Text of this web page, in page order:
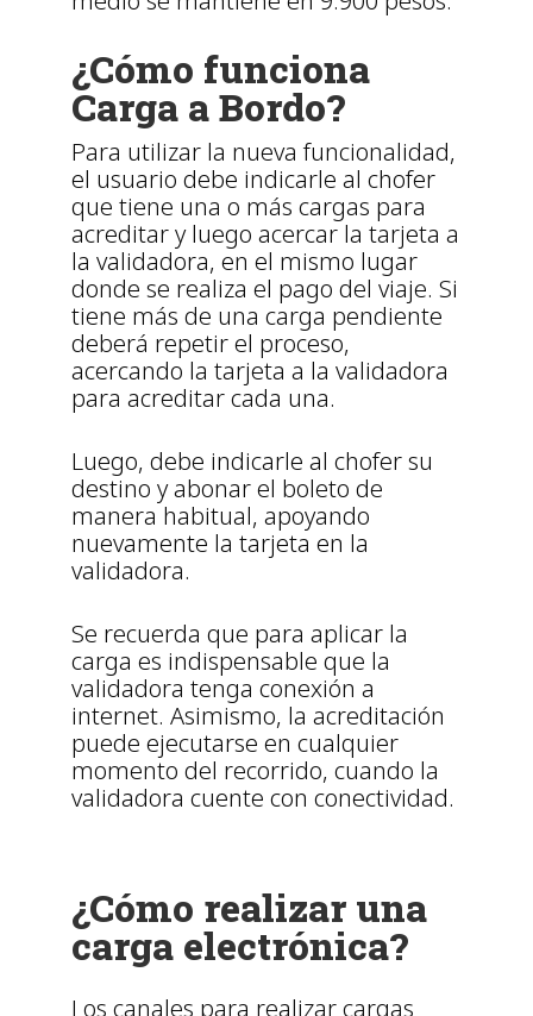
¿Cómo funciona
Carga a Bordo?
Para utilizar la nueva funcionalidad,
el usuario debe indicarle al chofer
que tiene una o más cargas para
acreditar y luego acercar la tarjeta a
la validadora, en el mismo lugar
donde se realiza el pago del viaje. Si
tiene más de una carga pendiente
deberá repetir el proceso,
acercando la tarjeta a la validadora
para acreditar cada una.
Luego, debe indicarle al chofer su
destino y abonar el boleto de
manera habitual, apoyando
nuevamente la tarjeta en la
validadora.
Se recuerda que para aplicar la
carga es indispensable que la
validadora tenga conexión a
internet. Asimismo, la acreditación
puede ejecutarse en cualquier
momento del recorrido, cuando la
validadora cuente con conectividad.
¿Cómo realizar una
carga electrónica?
Los canales para realizar cargas